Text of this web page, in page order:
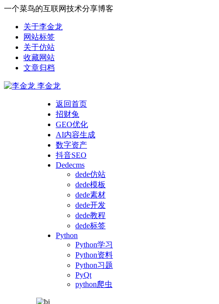
一个菜鸟的互联网技术分享博客
关于李金龙
网站标签
关于仿站
收藏网站
文章归档
李金龙
返回首页
招财兔
GEO优化
AI内容生成
数字资产
抖音SEO
Dedecms
dede仿站
dede模板
dede素材
dede开发
dede教程
dede标签
Python
Python学习
Python资料
Python习题
PyQt
python爬虫